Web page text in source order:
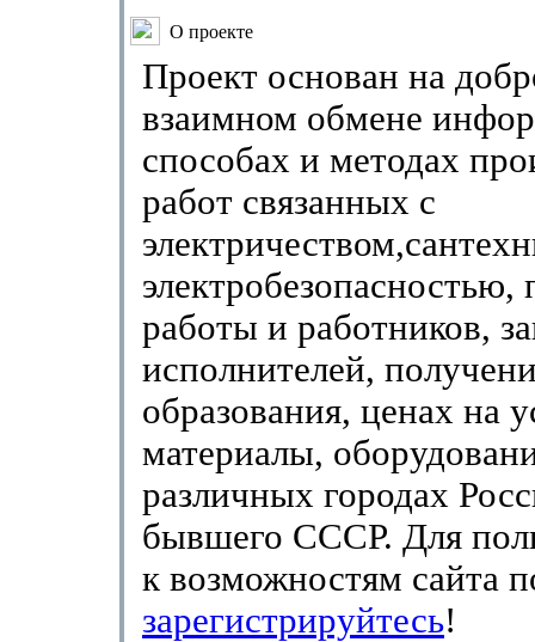
О проекте
Проект основан на
взаимном обмене
способах и методах
работ связанных с
электробезопасностью,
работы и работников,
исполнителей,
образования, ценах на
материалы,
различных городах
бывшего СССР. Для
к возможностям сайта
зарегистрируйтесь!